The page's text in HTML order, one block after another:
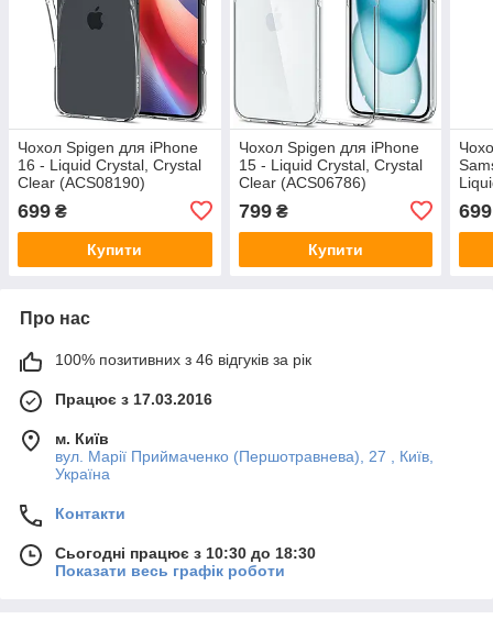
Чохол Spigen для iPhone
16 - Liquid Crystal, Crystal
Clear (ACS08190)
699 ₴
Купити
Чохол Spigen для iPhone
15 - Liquid Crystal, Crystal
Clear (ACS06786)
799₴
Купити
699
Про нас
100% позитивних з 46 відгуків за рік
Працює з 17.03.2016
м. Київ
вул. Марії Приймаченко (Першотравнева), 27 , Київ,
Україна
Контакти
Сьогодні працює з 10:30 до 18:30
Показати весь графік роботи